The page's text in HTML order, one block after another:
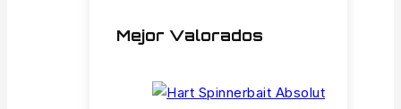
Mejor Valorados